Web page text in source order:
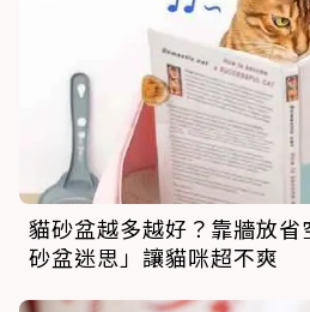
貓砂盆越多越好？靠牆放
砂盆迷思」讓貓咪超不爽